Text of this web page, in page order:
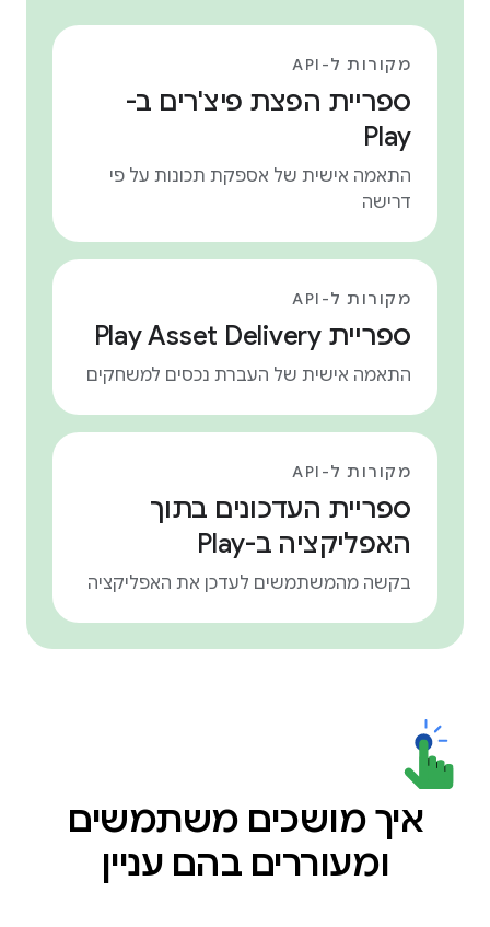
מקורות ל-API
ספריית הפצת פיצ'רים ב-
Play
התאמה אישית של אספקת תכונות על פי
דרישה
מקורות ל-API
ספריית Play Asset Delivery
התאמה אישית של העברת נכסים למשחקים
מקורות ל-API
ספריית העדכונים בתוך
האפליקציה ב-Play
בקשה מהמשתמשים לעדכן את האפליקציה
איך מושכים משתמשים
ומעוררים בהם עניין